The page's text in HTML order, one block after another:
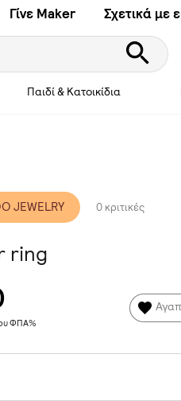
Γίνε Maker Σχετικά με
Παιδί & Κατοικίδια
JEWELRY 0 κριτικές
ring
ΦΠΑ%